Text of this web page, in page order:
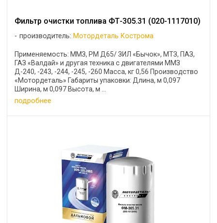
Фильтр очистки топлива ФТ-305.31 (020-1117010)
производитель: Мотордеталь Кострома
Применяемость: ММЗ, РМ Д65/ ЗИЛ «Бычок», МТЗ, ПАЗ,
ГАЗ «Валдай» и другая техника с двигателями ММЗ
Д-240, -243, -244, -245, -260 Масса, кг 0,56 Производство
«Мотордеталь» Габариты упаковки: Длина, м 0,097
Ширина, м 0,097 Высота, м ...
подробнее